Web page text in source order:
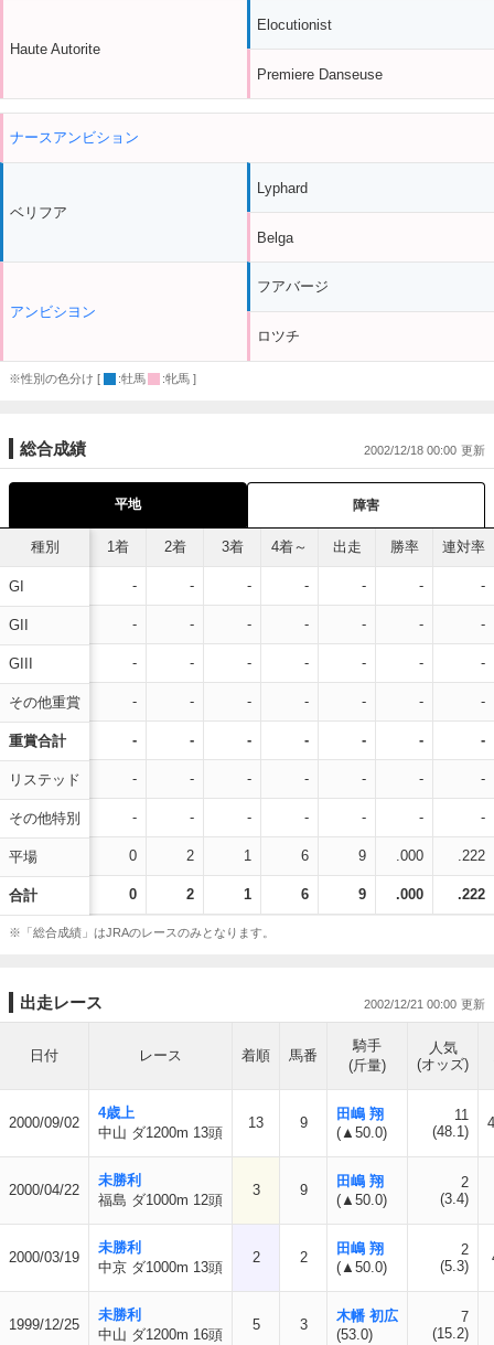
Haute Autorite
Elocutionist
Premiere Danseuse
ナースアンビション
ベリフア
アンビシヨン
Lyphard
Belga
フアバージ
ロツチ
※性別の色分け [ :牡馬 :牝馬 ]
総合成績 2002/12/18 00:00
平地 障害
種別
GI
GII
GIII
その他重賞
重賞合計
リステッド
その他特別
平場
合計
1着 2着 3着 4着～ 出走 勝率 連対率
- - - - - - -
- - - - - - -
- - - - - - -
- - - - - - -
- - - - - - -
- - - - - - -
- - - - - - -
0 2 1 6 9 .000 .222
0 2 1 6 9 .000 .222
※「総合成績」はJRAのレースのみとなります。
出走レース 2002/12/21 00:00
日付 レース 着順 馬番
騎手
(斤量)
人気
(オッズ)
2000/09/02
4歳上
中山 ダ1200m 13頭
13 9
田嶋 翔
(▲50.0)
11
(48.1)
2000/04/22
未勝利
福島 ダ1000m 12頭
3 9
田嶋 翔
(▲50.0)
2
(3.4)
2000/03/19
未勝利
中京 ダ1000m 13頭
2 2
田嶋 翔
(▲50.0)
2
(5.3)
1999/12/25
未勝利
中山 ダ1200m 16頭
5 3
木幡 初広
(53.0)
7
(15.2)